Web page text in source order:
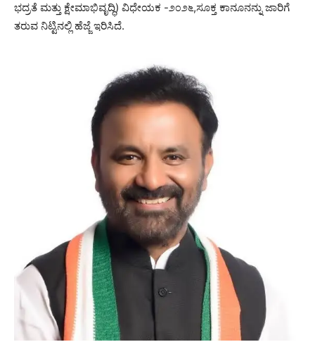
ಭದ್ರತೆ ಮತ್ತು ಕ್ಷೇಮಾಭಿವೃದ್ಧಿ) ವಿಧೇಯಕ -೨೦೨೬,ಸೂಕ್ತ ಕಾನೂನನ್ನು ಜಾರಿಗೆ
ತರುವ ನಿಟ್ಟಿನಲ್ಲಿ ಹೆಜ್ಜೆ ಇರಿಸಿದೆ.